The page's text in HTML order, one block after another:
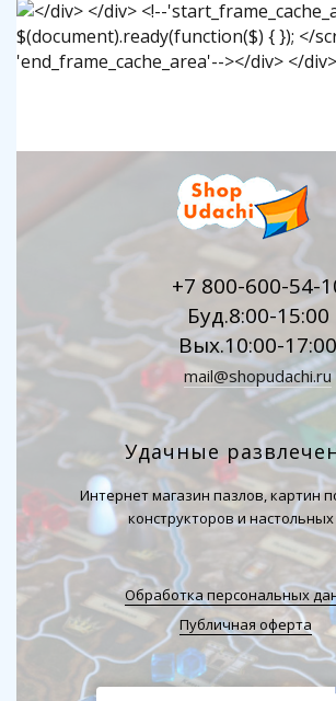
+7 800-600-54-
Буд.8:00-15:00
Вых.10:00-17:00
mail@shopudachi.ru
Удачные
Интернет магазин пазлов, картин
конструкторов и настольных
Обработка персональных
Публичная оферта